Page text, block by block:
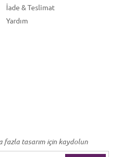
İade & Teslimat
Yardım
fazla tasarım için kaydolun